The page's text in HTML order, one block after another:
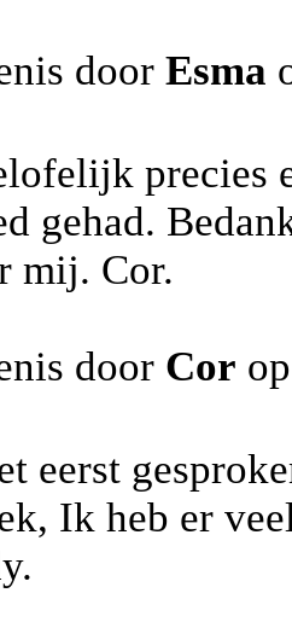
door Esma
precies
gehad.
mij. Cor.
door Cor
eerst
Ik heb er